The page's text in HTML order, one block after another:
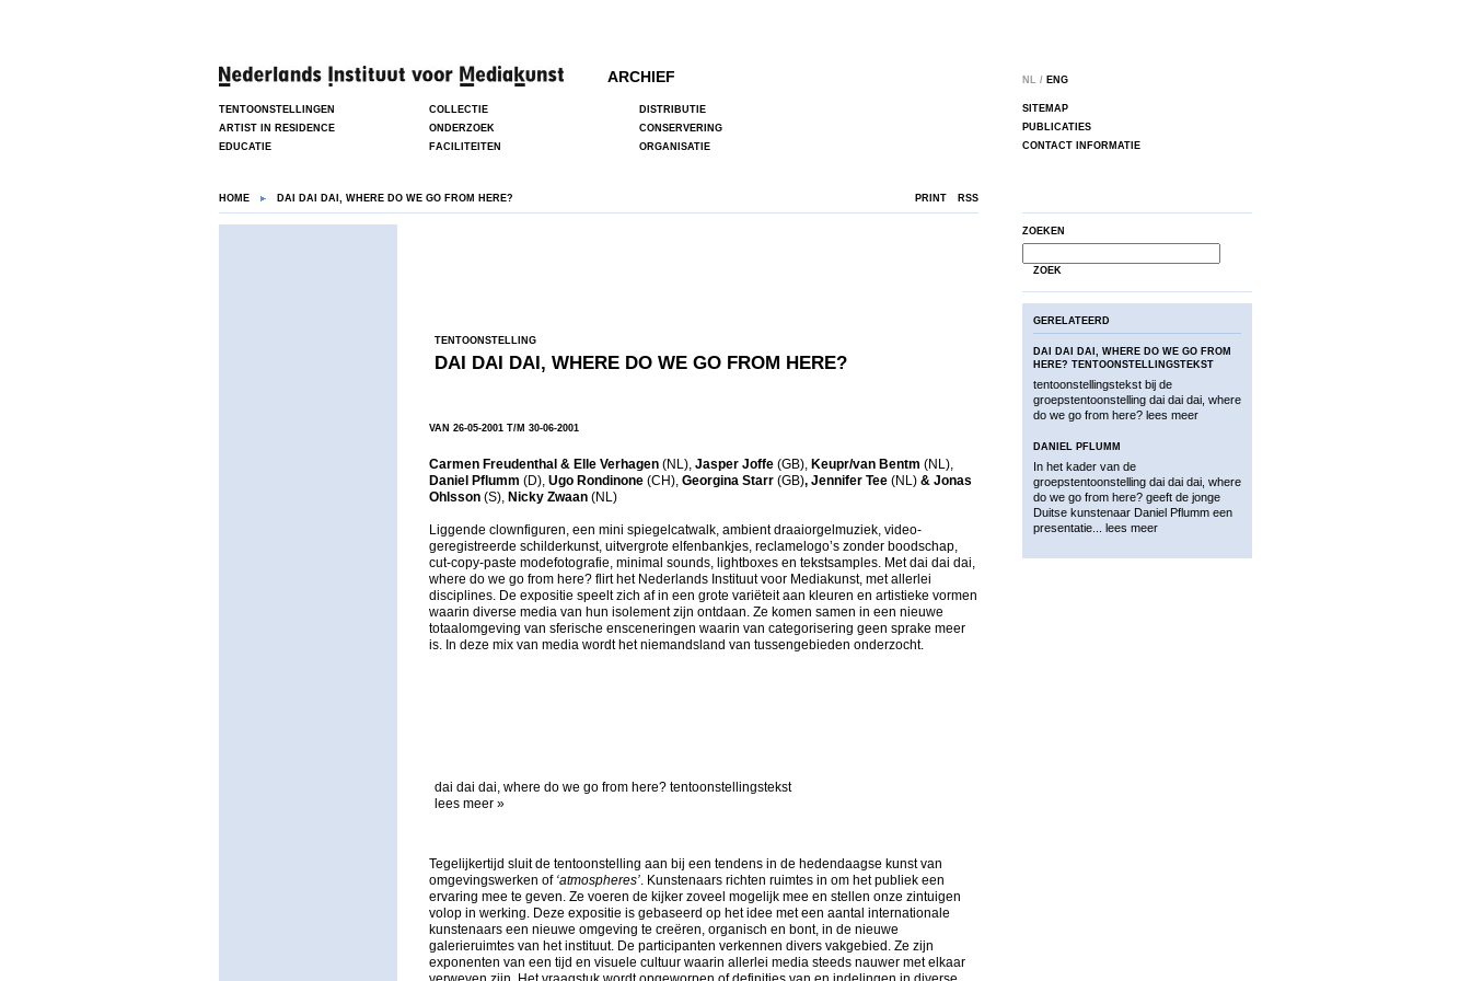
ARCHIEF
TENTOONSTELLINGEN COLLECTIE
DISTRIBUTIE
ARTIST IN RESIDENCE
ONDERZOEK
CONSERVERING
EDUCATIE
FACILITEITEN ORGANISATIE
HOME DAI DAI DAI, WHERE DO WE GO FROM HERE? PRINT RSS
TENTOONSTELLING
DAI DAI DAI, WHERE DO WE GO FROM HERE?
VAN 26-05-2001 T/M 30-06-2001
Carmen Freudenthal & Elle Verhagen (NL), Jasper Joffe (GB), Keupr/van Bentm (NL),
Daniel Pflumm (D), Ugo Rondinone (CH), Georgina Starr (GB), Jennifer Tee (NL) & Jonas
Ohlsson (S), Nicky Zwaan (NL)
Liggende clownfiguren, een mini spiegelcatwalk, ambient draaiorgelmuziek, video-
geregistreerde schilderkunst, uitvergrote elfenbankjes, reclamelogo’s zonder boodschap,
cut-copy-paste modefotografie, minimal sounds, lightboxes en tekstsamples. Met dai dai dai,
where do we go from here? flirt het Nederlands Instituut voor Mediakunst, met allerlei
disciplines. De expositie speelt zich af in een grote variëteit aan kleuren en artistieke vormen
waarin diverse media van hun isolement zijn ontdaan. Ze komen samen in een nieuwe
totaalomgeving van sferische ensceneringen waarin van categorisering geen sprake meer
is. In deze mix van media wordt het niemandsland van tussengebieden onderzocht.
dai dai dai, where do we go from here? tentoonstellingstekst
lees meer »
Tegelijkertijd sluit de tentoonstelling aan bij een tendens in de hedendaagse kunst van
omgevingswerken of ‘atmospheres’. Kunstenaars richten ruimtes in om het publiek een
ervaring mee te geven. Ze voeren de kijker zoveel mogelijk mee en stellen onze zintuigen
volop in werking. Deze expositie is gebaseerd op het idee met een aantal internationale
kunstenaars een nieuwe omgeving te creëren, organisch en bont, in de nieuwe
galerieruimtes van het instituut. De participanten verkennen divers vakgebied. Ze zijn
exponenten van een tijd en visuele cultuur waarin allerlei media steeds nauwer met elkaar
NL / ENG
SITEMAP
PUBLICATIES
CONTACT INFORMATIE
ZOEKEN
ZOEK
GERELATEERD
DAI DAI DAI, WHERE DO WE GO FROM
HERE? TENTOONSTELLINGSTEKST
tentoonstellingstekst bij de
groepstentoonstelling dai dai dai, where
do we go from here? lees meer
DANIEL PFLUMM
In het kader van de
groepstentoonstelling dai dai dai, where
do we go from here? geeft de jonge
Duitse kunstenaar Daniel Pflumm een
presentatie... lees meer